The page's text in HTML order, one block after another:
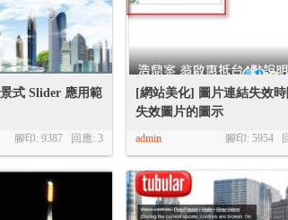
式 Slider 應用範
腳印: 9387 回應: 3
[網站美化] 圖片連結失效
失效圖片的圖示
腳印: 5954
admin